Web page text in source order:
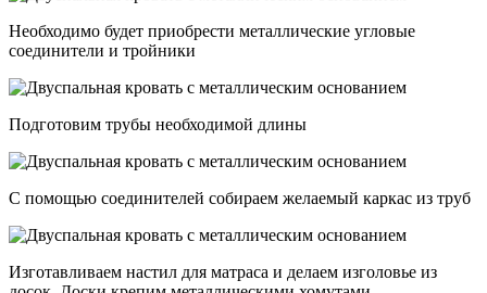
Необходимо будет приобрести металлические угловые
соединители и тройники
Подготовим трубы необходимой длины
С помощью соединителей собираем желаемый каркас из труб
Изготавливаем настил для матраса и делаем изголовье из